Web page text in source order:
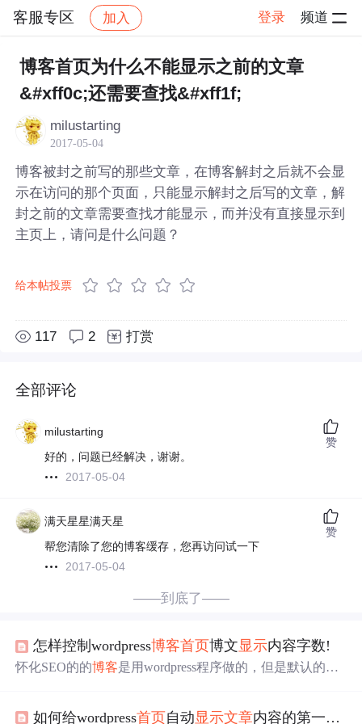
客服专区 加入 登录 频道
社区 客服专区 帖子详情
博客首页为什么不能显示之前的文章
&#xff0c;还需要查找&#xff1f;
milustarting
2017-05-04
博客被封之前写的那些文章，在博客解封之后就不会显
示在访问的那个页面，只能显示解封之后写的文章，解
封之前的文章需要查找才能显示，而并没有直接显示到
主页上，请问是什么问题？
给本帖投票
117 2 打赏
全部评论
milustarting
好的，问题已经解决，谢谢。
2017-05-04
赞
满天星星满天星
帮您清除了您的博客缓存，您再访问试一下
2017-05-04
赞
——到底了——
怎样控制wordpress博客首页博文显示内容字数!
怀化SEO的的博客是用wordpress程序做的，但是默认的wor
搜索了下找到了5种不用插件解决文章显示字数的方法： 1.
如何给wordpress首页自动显示文章内容的第一个图片